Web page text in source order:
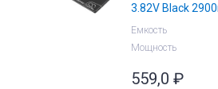
3.82V Black
Емкость
Мощность
559,0 ₽